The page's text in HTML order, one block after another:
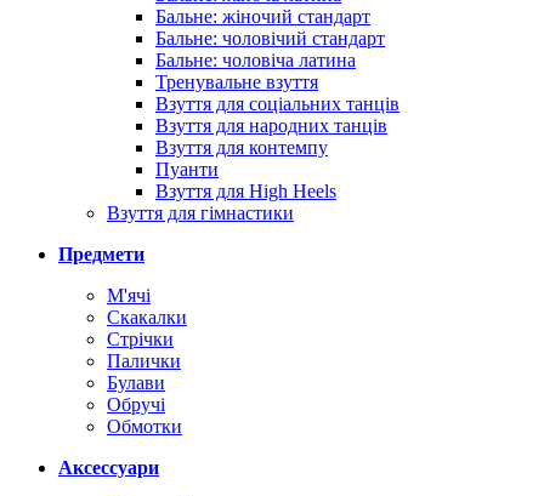
Бальне: жіночий стандарт
Бальне: чоловічий стандарт
Бальне: чоловіча латина
Тренувальне взуття
Взуття для соціальних танців
Взуття для народних танців
Взуття для контемпу
Пуанти
Взуття для High Heels
Взуття для гімнастики
Предмети
М'ячі
Скакалки
Стрічки
Палички
Булави
Обручі
Обмотки
Аксессуари